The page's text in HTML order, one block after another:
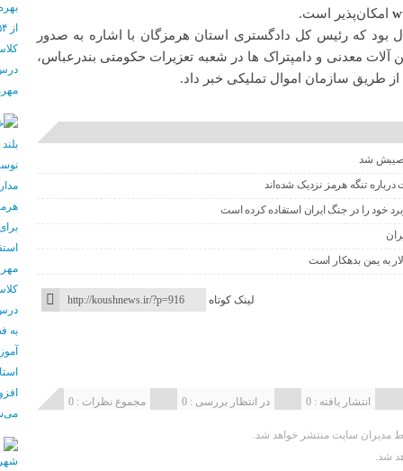
امکان‌پذیر است.
بود که رئیس کل دادگستری استان هرمزگان با اشاره به صدور
معدنی و دامپتراک ها در شعبه تعزیرات حکومتی بندرعباس،
طریق سازمان اموال تملیکی خبر داد.
نصیبش شد
تنگه هرمز نزدیک شده‌اند
خود را در جنگ ایران استفاده کرده است
به یمن بدهکار است
لینک کوتاه
مجموع نظرات : 0 در انتظار بررسی : 0 انتشار یافته : 0
مدیران سایت منتشر خواهد شد.
شد.